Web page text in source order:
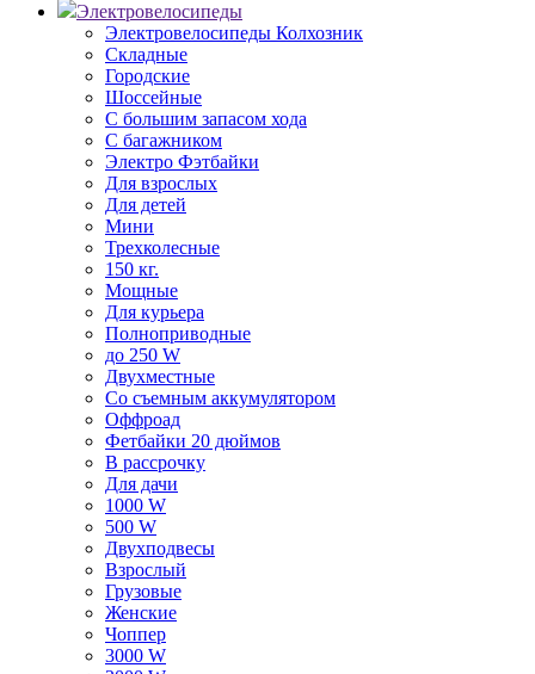
Электровелосипеды
Электровелосипеды Колхозник
Складные
Городские
Шоссейные
С большим запасом хода
С багажником
Электро Фэтбайки
Для взрослых
Для детей
Мини
Трехколесные
150 кг.
Мощные
Для курьера
Полноприводные
до 250 W
Двухместные
Со съемным аккумулятором
Оффроад
Фетбайки 20 дюймов
В рассрочку
Для дачи
1000 W
500 W
Двухподвесы
Взрослый
Грузовые
Женские
Чоппер
3000 W